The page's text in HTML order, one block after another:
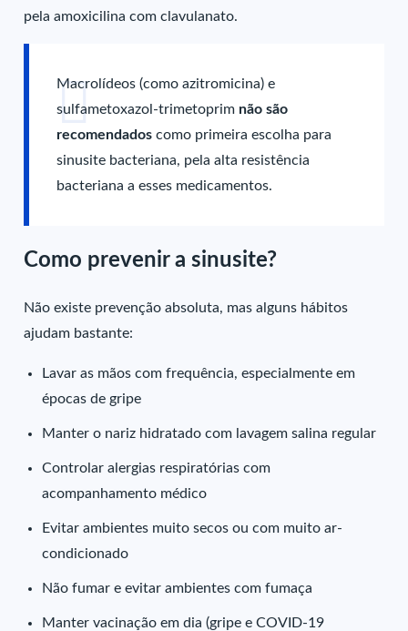
pela amoxicilina com clavulanato.
Macrolídeos (como azitromicina) e
sulfametoxazol-trimetoprim não são
recomendados como primeira escolha para
sinusite bacteriana, pela alta resistência
bacteriana a esses medicamentos.
Como prevenir a sinusite?
Não existe prevenção absoluta, mas alguns hábitos
ajudam bastante:
Lavar as mãos com frequência, especialmente em
épocas de gripe
Manter o nariz hidratado com lavagem salina regular
Controlar alergias respiratórias com
acompanhamento médico
Evitar ambientes muito secos ou com muito ar-
condicionado
Não fumar e evitar ambientes com fumaça
Manter vacinação em dia (gripe e COVID-19